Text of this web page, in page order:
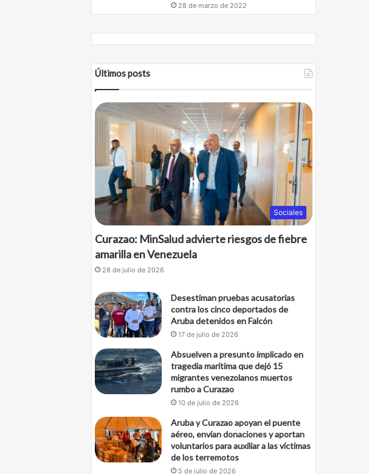
28 de marzo de 2022
Últimos posts
Sociales
Curazao: MinSalud advierte riesgos de fiebre
amarilla en Venezuela
28 de julio de 2026
Desestiman pruebas acusatorias
contra los cinco deportados de
Aruba detenidos en Falcón
17 de julio de 2026
Absuelven a presunto implicado en
tragedia marítima que dejó 15
migrantes venezolanos muertos
rumbo a Curazao
10 de julio de 2026
Aruba y Curazao apoyan el puente
aéreo, envían donaciones y aportan
voluntarios para auxiliar a las víctimas
de los terremotos
5 de julio de 2026